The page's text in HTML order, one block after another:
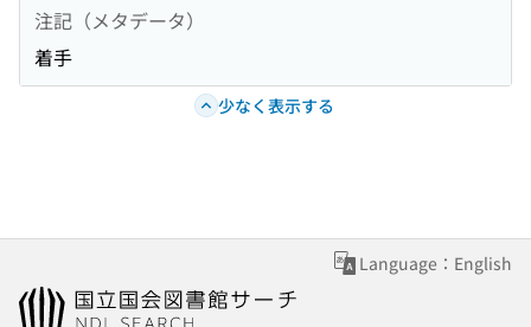
注記（メタデータ）
着手
少なく表示する
Language：English